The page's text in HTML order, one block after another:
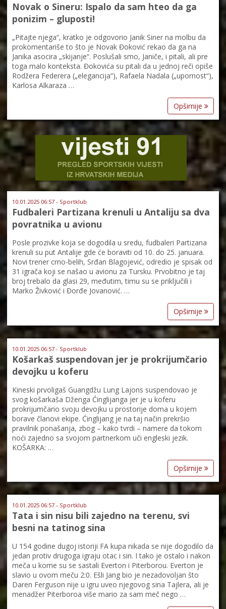
Novak o Sineru: Ispalo da sam hteo da ga
ponizim – gluposti!
„Pitajte njega“, kratko je odgovorio Janik Siner na molbu da
prokomentariše to što je Novak Đoković rekao da ga na
Janika asocira „skijanje“. Poslušali smo, Janiče, i pitali, ali pre
toga malo konteksta. Đokovića su pitali da u jednoj reči opiše
Rodžera Federera („elegancija“), Rafaela Nadala („upornost“),
Karlosa Alkaraza …
Opširnije
10.01.2025 06:57 - Sportklub
Fudbaleri Partizana krenuli u Antaliju sa dva
povratnika u avionu
Posle prozivke koja se dogodila u sredu, fudbaleri Partizana
krenuli su put Antalije gde će boraviti od 10. do 25. januara.
Novi trener crno-belih, Srđan Blagojević, odredio je spisak od
31 igrača koji se našao u avionu za Tursku. Prvobitno je taj
broj trebalo da glasi 29, međutim, timu su se priključili i
Marko Živković i Đorđe Jovanović. …
Opširnije
10.01.2025 06:57 - Sportklub
Košarkaš suspendovan jer je prokrijumčario
devojku u koferu
Kineski prvoligaš Guangdžu Lung Lajons suspendovao je
svog košarkaša Dženga Ćinglijanga jer je u koferu
prokrijumčario svoju devojku u prostorije doma u kojem
borave članovi ekipe. Ćinglijang je na taj način prekršio
pravilnik ponašanja, zbog – kako tvrdi – namere da tokom
noći zajedno sa svojom partnerkom uči engleski jezik.
KOŠARKA: …
Opširnije
10.01.2025 06:57 - Sportklub
Tata i sin nisu bili zajedno na terenu, svi
besni na tatinog sina
U 154 godine dugoj istoriji FA kupa nikada se nije dogodilo da
jedan protiv drugoga igraju otac i sin. I tako je ostalo i nakon
meča u kome su se sastali Everton i Piterborou. Everton je
slavio u ovom meču 2:0. Ešli Jang bio je nezadovoljan što
Daren Ferguson nije u igru uveo njegovog sina Tajlera, ali je
menadžer Piterboroa više mario za sam meč nego …